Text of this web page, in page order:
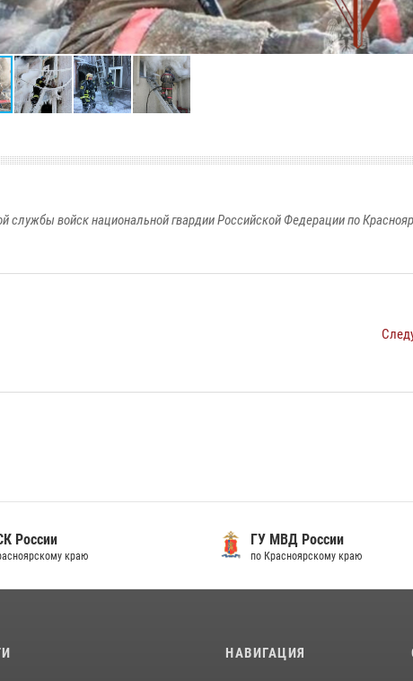
службы войск национальной гвардии Российской Федерации по
России
краю
ГУ МВД России
по Красноярскому краю
НАВИГАЦИЯ